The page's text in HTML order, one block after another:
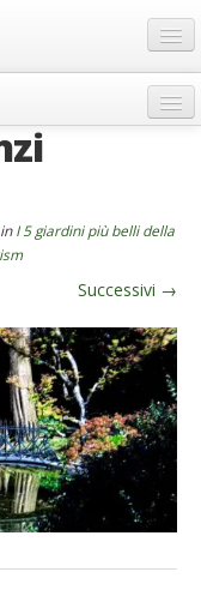
I 5 giardini più belli della
Successivi →